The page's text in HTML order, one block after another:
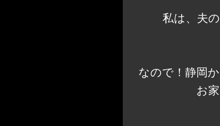
私は、夫
なので！静岡
お